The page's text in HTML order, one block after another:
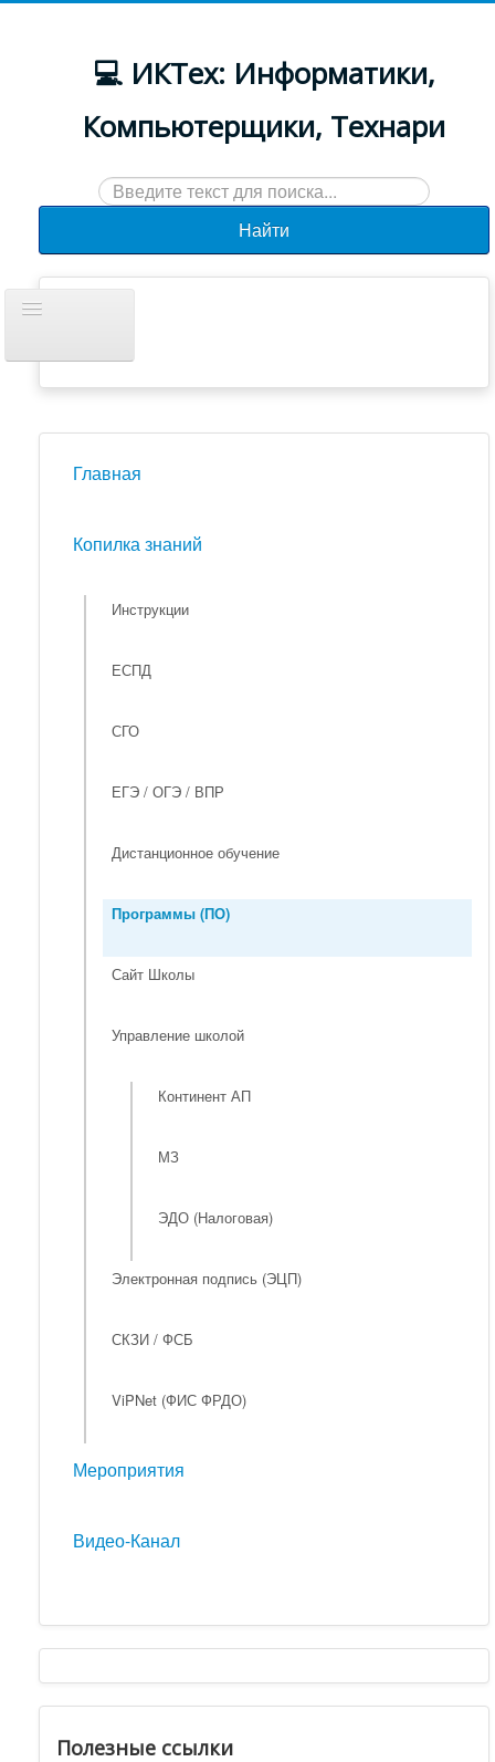
💻 ИКТех: Информатики,
Компьютерщики, Технари
Искать...
Найти
навигацию
Новости
Главная
Копилка знаний
Инструкции
ЕСПД
СГО
ЕГЭ / ОГЭ / ВПР
Дистанционное обучение
Программы (ПО)
Сайт Школы
Управление школой
Континент АП
МЗ
ЭДО (Налоговая)
Электронная подпись (ЭЦП)
СКЗИ / ФСБ
ViPNet (ФИС ФРДО)
Мероприятия
Видео-Канал
Полезные ссылки